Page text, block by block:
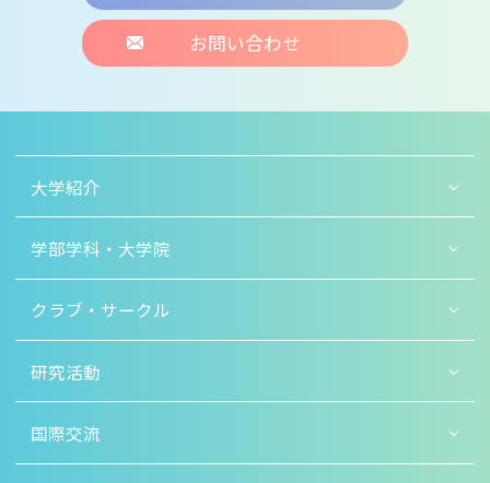
お問い合わせ
大学紹介
学部学科・大学院
クラブ・サークル
研究活動
国際交流